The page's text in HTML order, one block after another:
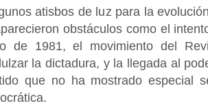
atisbos de luz para la
obstáculos como el
de 1981, el movimiento del
la dictadura, y la llegada al
que no ha mostrado especial